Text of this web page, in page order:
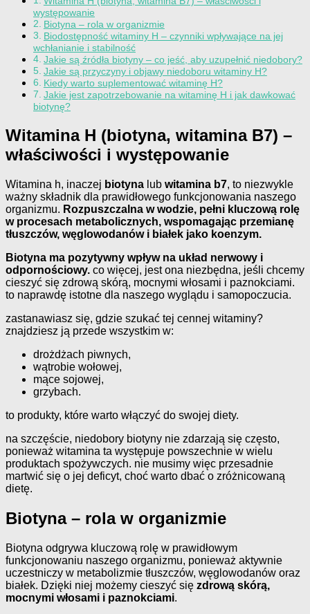
występowanie
Biotyna – rola w organizmie
Biodostępność witaminy H – czynniki wpływające na jej
wchłanianie i stabilność
Jakie są źródła biotyny – co jeść, aby uzupełnić niedobory?
Jakie są przyczyny i objawy niedoboru witaminy H?
Kiedy warto suplementować witaminę H?
Jakie jest zapotrzebowanie na witaminę H i jak dawkować
biotynę?
Witamina H (biotyna, witamina B7) –
właściwości i występowanie
Witamina h, inaczej biotyna lub witamina b7, to niezwykle
ważny składnik dla prawidłowego funkcjonowania naszego
organizmu. Rozpuszczalna w wodzie, pełni kluczową rolę
w procesach metabolicznych, wspomagając przemianę
tłuszczów, węglowodanów i białek jako koenzym.
Biotyna ma pozytywny wpływ na układ nerwowy i
odpornościowy. co więcej, jest ona niezbędna, jeśli chcemy
cieszyć się zdrową skórą, mocnymi włosami i paznokciami.
to naprawdę istotne dla naszego wyglądu i samopoczucia.
zastanawiasz się, gdzie szukać tej cennej witaminy?
znajdziesz ją przede wszystkim w:
drożdżach piwnych,
wątrobie wołowej,
mące sojowej,
grzybach.
to produkty, które warto włączyć do swojej diety.
na szczęście, niedobory biotyny nie zdarzają się często,
ponieważ witamina ta występuje powszechnie w wielu
produktach spożywczych. nie musimy więc przesadnie
martwić się o jej deficyt, choć warto dbać o zróżnicowaną
dietę.
Biotyna – rola w organizmie
Biotyna odgrywa kluczową rolę w prawidłowym
funkcjonowaniu naszego organizmu, ponieważ aktywnie
uczestniczy w metabolizmie tłuszczów, węglowodanów oraz
białek. Dzięki niej możemy cieszyć się zdrową skórą,
mocnymi włosami i paznokciami.